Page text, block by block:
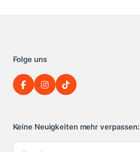
Folge uns
Keine Neuigkeiten mehr verpassen: